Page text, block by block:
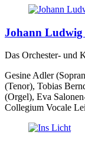
Johann Ludwig
Das Orchester- und
Gesine Adler
(Tenor), Tobias
(Orgel), Eva
Collegium Vocale